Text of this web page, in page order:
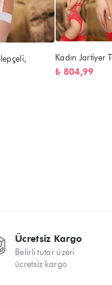
Kadın Jartiyer
₺ 804,99
Ücretsiz Kargo
Belirli tutar üzeri
ücretsiz kargo